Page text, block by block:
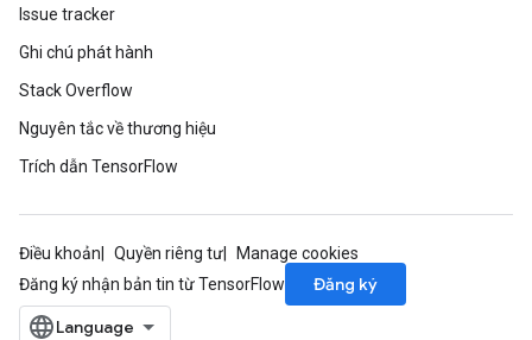
Issue tracker
Ghi chú phát hành
Stack Overflow
Nguyên tắc về thương hiệu
Trích dẫn TensorFlow
Điều khoản Quyền riêng tư
Manage cookies
Đăng ký nhận bản tin từ TensorFlow
Đăng ký